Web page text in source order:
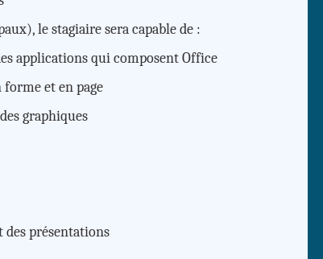
le stagiaire sera capable de :
applications qui composent Office
et en page
graphiques
présentations